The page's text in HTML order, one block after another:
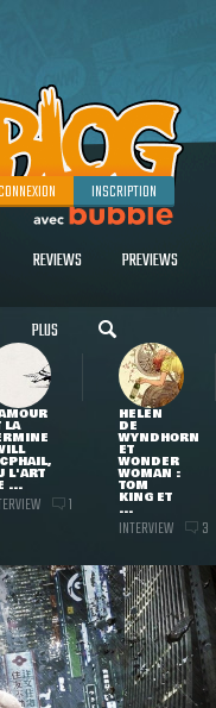
INSCRIPTION
REVIEWS PREVIEWS
PLUS
LA
L'ART
...
1
HELEN
DE
WYNDHORN
ET
WONDER
WOMAN :
TOM
KING ET
...
INTERVIEW 3